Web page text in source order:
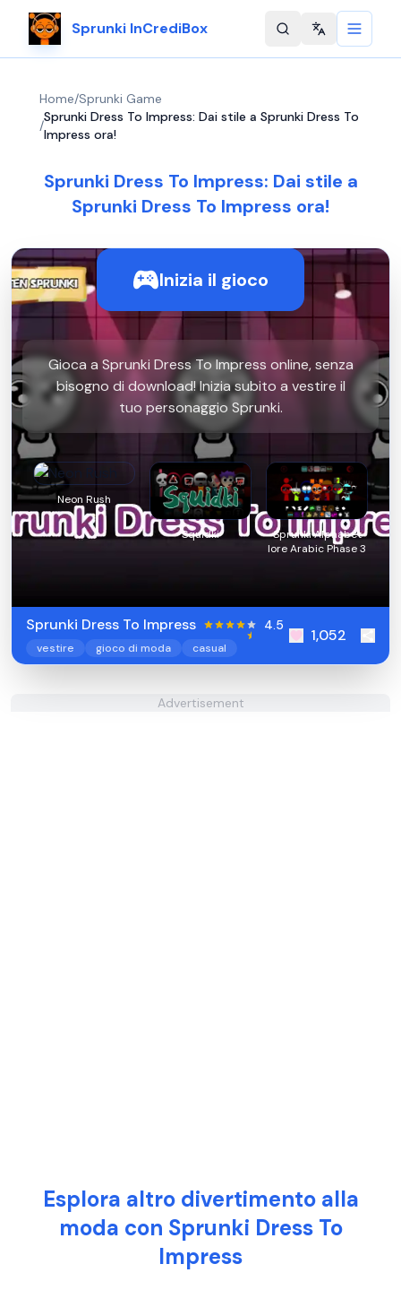
Sprunki InCrediBox Change
Home/Sprunki Game
/
Sprunki Dress To Impress: Dai stile a Sprunki Dress To
Impress ora!
Sprunki Dress To Impress: Dai stile a
Sprunki Dress To Impress ora!
Inizia il gioco
Gioca a Sprunki Dress To Impress online, senza
bisogno di download! Inizia subito a vestire il
tuo personaggio Sprunki.
Neon Rush
Squidki
Sprunki Alphabet
lore Arabic Phase 3
Sprunki Dress To Impress 4.5
vestire gioco di moda casual
1,052
Advertisement
Esplora altro divertimento alla
moda con Sprunki Dress To
Impress